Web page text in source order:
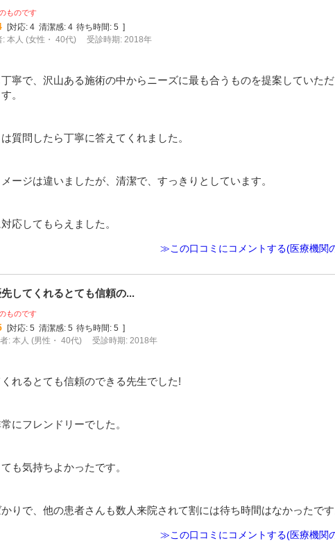
ものです
[対応: 4 清潔感: 4 待ち時間: 5 ]
: 本人 (女性・ 40代) 受診時期: 2018年
寧で、沢山ある施術の中からニーズに最も合うものを提案していた
。
質問したら丁寧に答えてくれました。
ージは違いましたが、清潔で、すっきりとしています。
応してもらえました。
≫この口コミにコメントする(医療機関
してくれるとても信頼の...
ものです
[対応: 5 清潔感: 5 待ち時間: 5 ]
: 本人 (男性・ 40代) 受診時期: 2018年
れるとても信頼のできる先生でした!
にフレンドリーでした。
も気持ちよかったです。
りで、他の患者さんも数人来院されて割には待ち時間はなかったです
≫この口コミにコメントする(医療機関